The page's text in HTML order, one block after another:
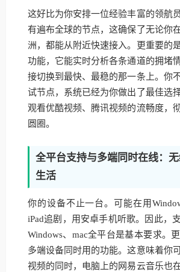
这好比为你安排一位经验丰富的领航
有遍布全球的节点，这确保了无论你
洲，都能从附近快速接入。更重要的
功能，它能实时分析各条通道的拥堵
接切换到最快、最稳的那一条上。你
试节点，系统已经为你做出了最佳选
观看优酷视频、腾讯视频的流畅度，
圆圈。
全平台支持与多端同时在线：
生活
你的设备不止一台。可能在用
iPad追剧，用安卓手机听歌。因此，
Windows、mac全平台是基本要求。
多端设备同时用的功能。这意味着你
视频的同时，电脑上的网易云音乐也